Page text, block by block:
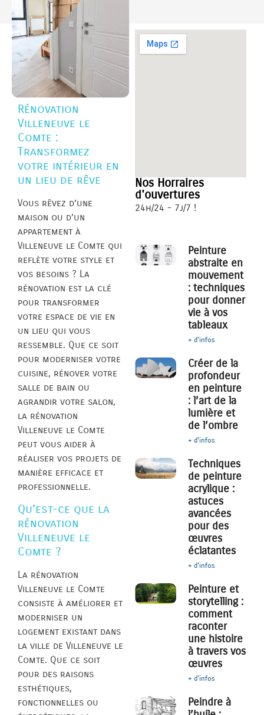
Rénovation
Villeneuve le
Comte :
Transformez
votre intérieur en
un lieu de rêve
Vous rêvez d’une
maison ou d’un
appartement à
Villeneuve le Comte qui
reflète votre style et
vos besoins ? La
rénovation est la clé
pour transformer
votre espace de vie en
un lieu qui vous
ressemble. Que ce soit
pour moderniser votre
cuisine, rénover votre
salle de bain ou
agrandir votre salon,
la rénovation
Villeneuve le Comte
peut vous aider à
réaliser vos projets de
manière efficace et
professionnelle.
Qu’est-ce que la
rénovation
Villeneuve le
Comte ?
La rénovation
Villeneuve le Comte
consiste à améliorer et
moderniser un
logement existant dans
la ville de Villeneuve le
Comte. Que ce soit
pour des raisons
esthétiques,
fonctionnelles ou
Nos Horraires
d'ouvertures
24h/24 - 7j/7 !
Peinture
abstraite en
mouvement
: techniques
pour donner
vie à vos
tableaux
+ d'infos
Créer de la
profondeur
en peinture
: l’art de la
lumière et
de l’ombre
+ d'infos
Techniques
de peinture
acrylique :
astuces
avancées
pour des
œuvres
éclatantes
+ d'infos
Peinture et
storytelling :
comment
raconter
une histoire
à travers vos
œuvres
+ d'infos
Peindre à